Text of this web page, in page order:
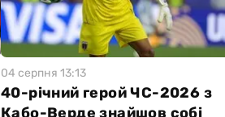
04 серпня 13:13
40-річний герой ЧС-2026 з
Кабо-Верде знайшов собі